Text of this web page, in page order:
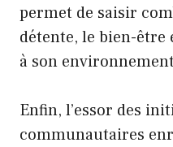
permet de saisir
détente, le bien-être
à son
Enfin, l’essor des
communautaires